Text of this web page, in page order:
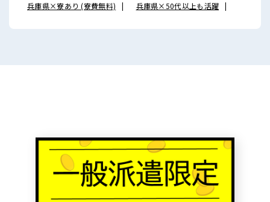
兵庫県×寮あり (寮費無料)
兵庫県×50代以上も活躍